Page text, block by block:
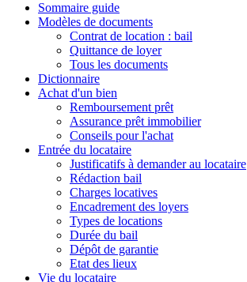
Sommaire guide
Modèles de documents
Contrat de location : bail
Quittance de loyer
Tous les documents
Dictionnaire
Achat d'un bien
Remboursement prêt
Assurance prêt immobilier
Conseils pour l'achat
Entrée du locataire
Justificatifs à demander au locataire
Rédaction bail
Charges locatives
Encadrement des loyers
Types de locations
Durée du bail
Dépôt de garantie
Etat des lieux
Vie du locataire